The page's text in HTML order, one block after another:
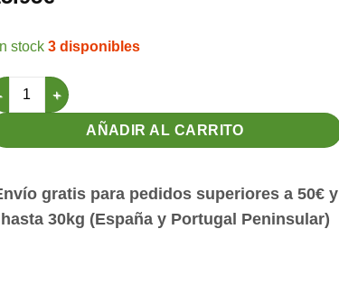
3 disponibles
120W 12VDC cantidad
AÑADIR AL CARRITO
gratis para pedidos superiores a 50€ y
hasta 30kg (España y Portugal Peninsular)